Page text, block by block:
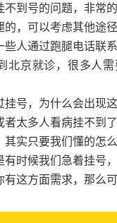
不到号的问题，非常
的，可以考虑其他途
人通过跑腿电话联
北京就诊，很多人
挂号，为什么会出现
者太多人看病挂不到
其实只要我们懂的怎
有时候我们急着挂号
这方面需求，那么